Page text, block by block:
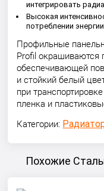
интегрировать
Высокая
потреблении
Профильные
Profil окрашиваются
обеспечивающей
и стойкий белый
при
пленка и
Категории:
Похожие